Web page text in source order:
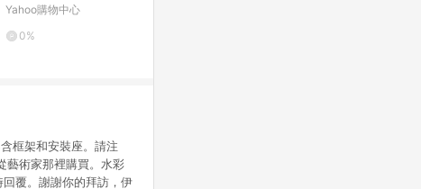
Yahoo購物中心
0%
框架和安裝座。請注
藝術家那裡購買。水彩
覆。謝謝你的拜訪，伊